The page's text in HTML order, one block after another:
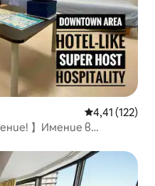
Средна
4,41 (122)
】Имение в